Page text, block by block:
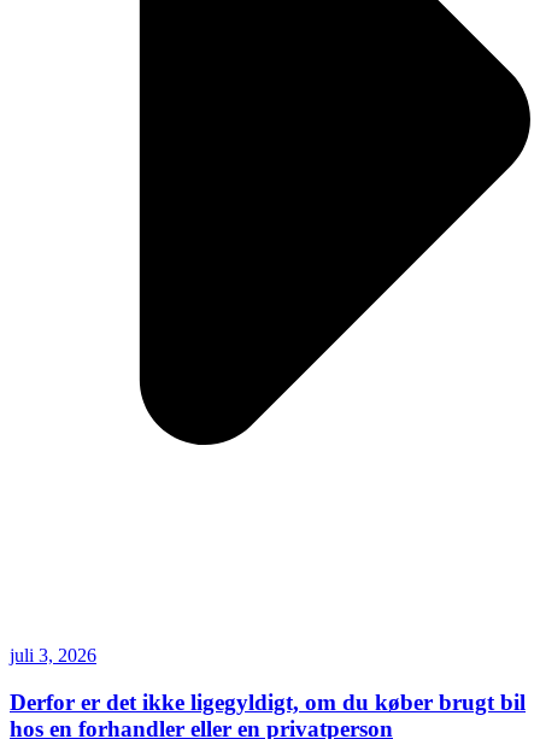
juli 3, 2026
Derfor er det ikke ligegyldigt, om du køber brugt bil
hos en forhandler eller en privatperson